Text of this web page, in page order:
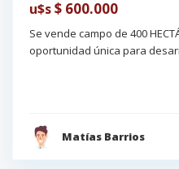
u$s$ 600.000
Se vende campo de 400
oportunidad única para
Matías Barrios